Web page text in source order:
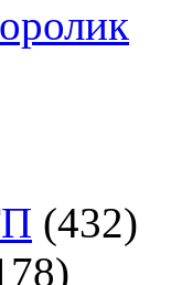
(432)